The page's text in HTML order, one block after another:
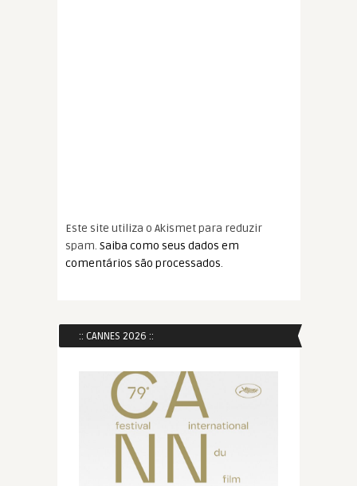
Este site utiliza o Akismet para reduzir
spam. Saiba como seus dados em
comentários são processados.
:: CANNES 2026 ::